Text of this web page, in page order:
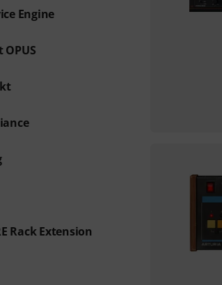
Engine
OPUS
Rack Extension